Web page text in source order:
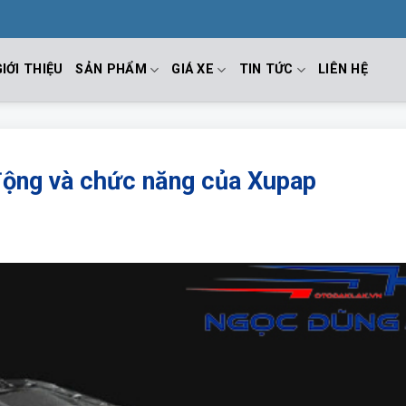
THIỆU SẢN PHẨM GIÁ XE TIN TỨC LIÊN HỆ
và chức năng của Xupap